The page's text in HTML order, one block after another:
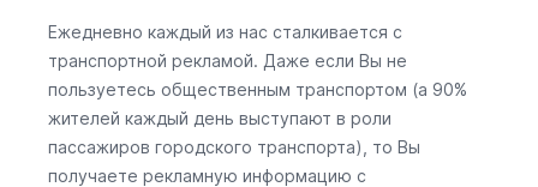
Ежедневно каждый из нас сталкивается с
транспортной рекламой. Даже если Вы не
пользуетесь общественным транспортом (а 90%
жителей каждый день выступают в роли
пассажиров городского транспорта), то Вы
получаете рекламную информацию с